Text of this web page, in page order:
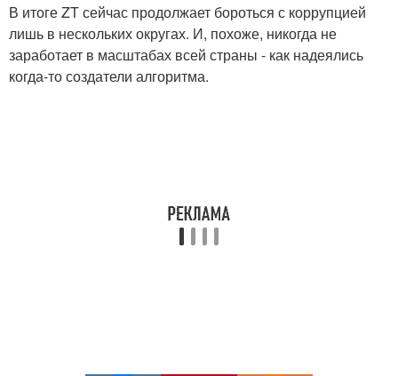
В итоге ZT сейчас продолжает бороться с коррупцией
лишь в нескольких округах. И, похоже, никогда не
заработает в масштабах всей страны - как надеялись
когда-то создатели алгоритма.